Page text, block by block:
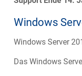
Windows
Windows Server
Das Windows